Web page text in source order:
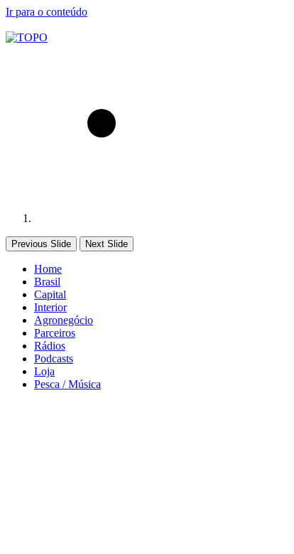
Ir para o conteúdo
Previous Slide Next Slide
Home
Brasil
Capital
Interior
Agronegócio
Parceiros
Rádios
Podcasts
Loja
Pesca / Música